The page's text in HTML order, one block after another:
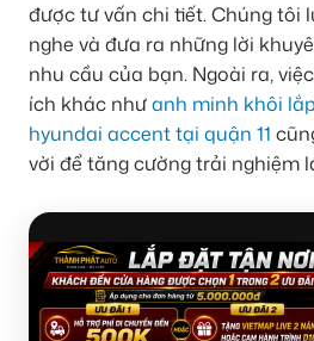
được tư vấn chi tiết. Chúng tôi
nghe và đưa ra những lời
nhu cầu của bạn. Ngoài ra,
ích khác nhưanh minh khôi
hyundai accent tại quận 11
vời để tăng cường trải nghiệm